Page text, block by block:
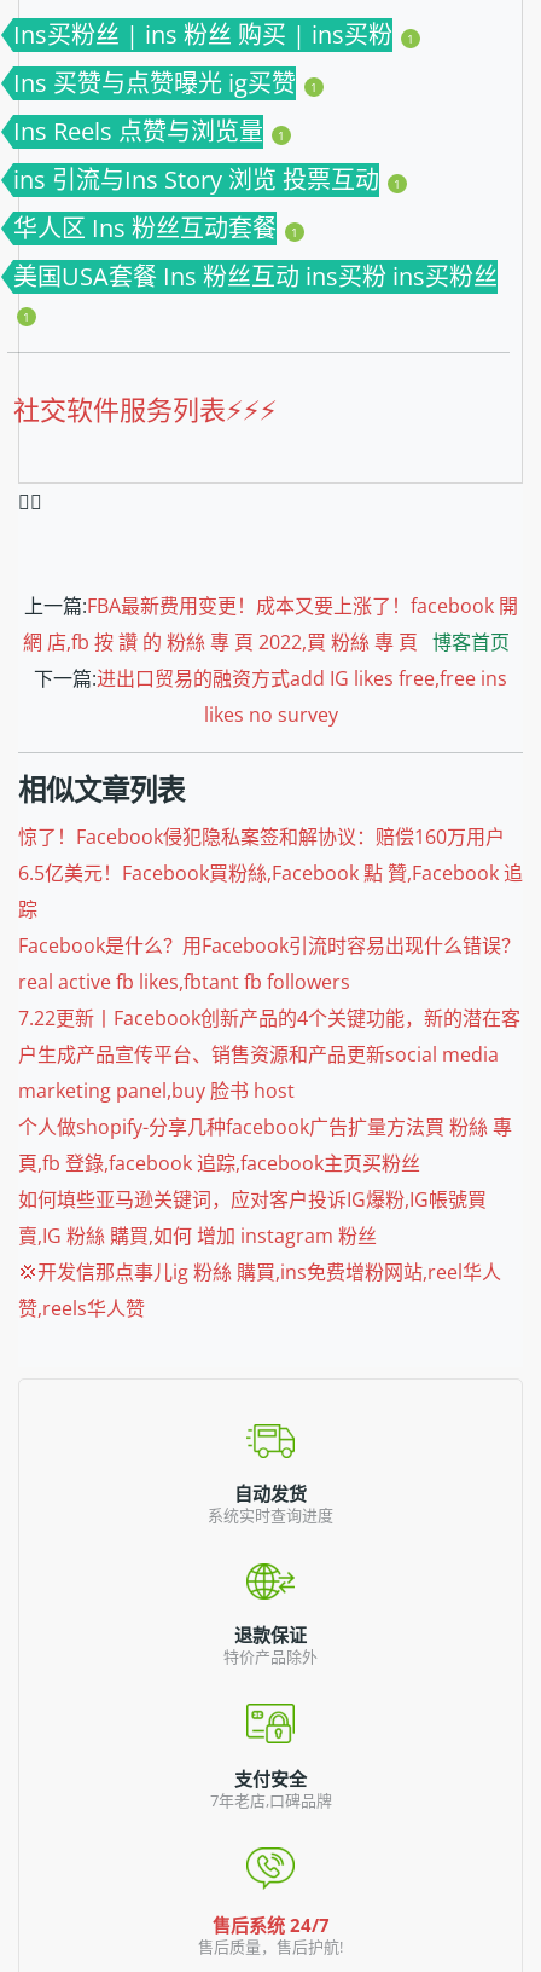
Ins买粉丝 | ins 粉丝 购买 | ins买粉 1
Ins 买赞与点赞曝光 ig买赞 1
Ins Reels 点赞与浏览量 1
ins 引流与Ins Story 浏览 投票互动 1
华人区 Ins 粉丝互动套餐 1
美国USA套餐 Ins 粉丝互动 ins买粉 ins买粉丝
1
社交软件服务列表⚡️⚡️⚡️
❤️‍🔥
上一篇:FBA最新费用变更！成本又要上涨了！facebook 開
網 店,fb 按 讚 的 粉絲 專 頁 2022,買 粉絲 專 頁 博客首页
下一篇:进出口贸易的融资方式add IG likes free,free ins
likes no survey
相似文章列表
惊了！Facebook侵犯隐私案签和解协议：赔偿160万用户
6.5亿美元！Facebook買粉絲,Facebook 點 贊,Facebook 追
踪
Facebook是什么？用Facebook引流时容易出现什么错误？
real active fb likes,fbtant fb followers
7.22更新丨Facebook创新产品的4个关键功能，新的潜在客
户生成产品宣传平台、销售资源和产品更新social media
marketing panel,buy 脸书 host
个人做shopify-分享几种facebook广告扩量方法買 粉絲 專
頁,fb 登錄,facebook 追踪,facebook主页买粉丝
如何填些亚马逊关键词，应对客户投诉IG爆粉,IG帳號買
賣,IG 粉絲 購買,如何 增加 instagram 粉丝
💢开发信那点事儿ig 粉絲 購買,ins免费增粉网站,reel华人
赞,reels华人赞
自动发货
系统实时查询进度
退款保证
特价产品除外
支付安全
7年老店,口碑品牌
售后系统 24/7
售后质量，售后护航!